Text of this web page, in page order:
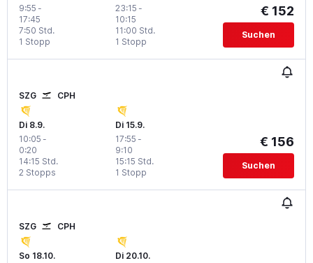
9:55 -
17:45
1 Stopp
7:50 Std.
23:15 -
10:15
1 Stopp
11:00 Std.
€ 152
Suchen
SZG CPH
Di 8.9.
10:05 -
0:20
2 Stopps
14:15 Std.
Di 15.9.
17:55 -
9:10
1 Stopp
15:15 Std.
€ 156
Suchen
SZG CPH
So 18.10.
Di 20.10.